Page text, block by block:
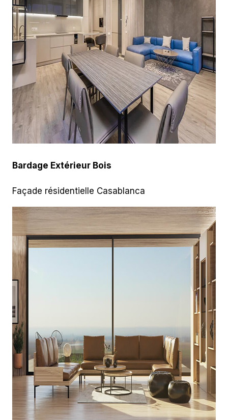
Bardage Extérieur Bois
Façade résidentielle Casablanca